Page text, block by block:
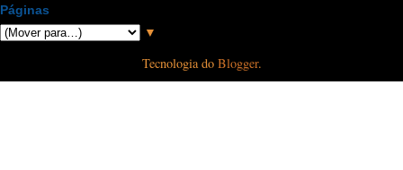
Páginas
▼
Tecnologia do Blogger.